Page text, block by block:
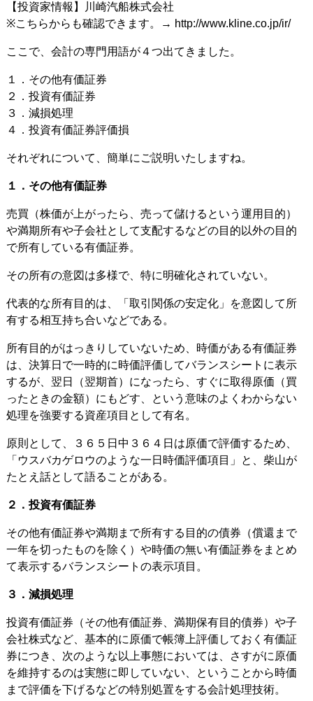
【投資家情報】川崎汽船株式会社
※こちらからも確認できます。→ http://www.kline.co.jp/ir/
ここで、会計の専門用語が４つ出てきました。
１．その他有価証券
２．投資有価証券
３．減損処理
４．投資有価証券評価損
それぞれについて、簡単にご説明いたしますね。
１．その他有価証券
売買（株価が上がったら、売って儲けるという運用目的）
や満期所有や子会社として支配するなどの目的以外の目的
で所有している有価証券。
その所有の意図は多様で、特に明確化されていない。
代表的な所有目的は、「取引関係の安定化」を意図して所
有する相互持ち合いなどである。
所有目的がはっきりしていないため、時価がある有価証券
は、決算日で一時的に時価評価してバランスシートに表示
するが、翌日（翌期首）になったら、すぐに取得原価（買
ったときの金額）にもどす、という意味のよくわからない
処理を強要する資産項目として有名。
原則として、３６５日中３６４日は原価で評価するため、
「ウスバカゲロウのような一日時価評価項目」と、柴山が
たとえ話として語ることがある。
２．投資有価証券
その他有価証券や満期まで所有する目的の債券（償還まで
一年を切ったものを除く）や時価の無い有価証券をまとめ
て表示するバランスシートの表示項目。
３．減損処理
投資有価証券（その他有価証券、満期保有目的債券）や子
会社株式など、基本的に原価で帳簿上評価しておく有価証
券につき、次のような以上事態においては、さすがに原価
を維持するのは実態に即していない、ということから時価
まで評価を下げるなどの特別処置をする会計処理技術。